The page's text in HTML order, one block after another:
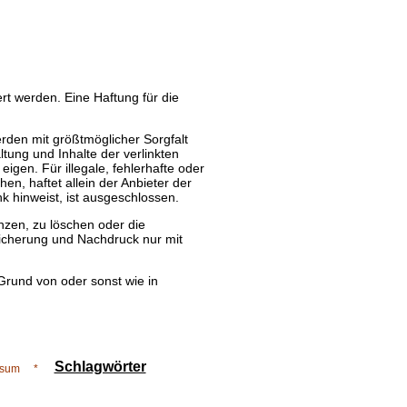
werden. Eine Haftung für die
mit größtmöglicher Sorgfalt
und Inhalte der verlinkten
Für illegale, fehlerhafte oder
haftet allein der Anbieter der
hinweist, ist ausgeschlossen.
zu löschen oder die
und Nachdruck nur mit
von oder sonst wie in
* Schlagwörter